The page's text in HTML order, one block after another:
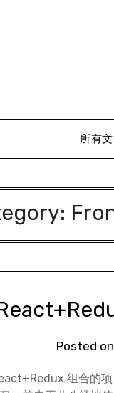
所有
Posted on
组合的